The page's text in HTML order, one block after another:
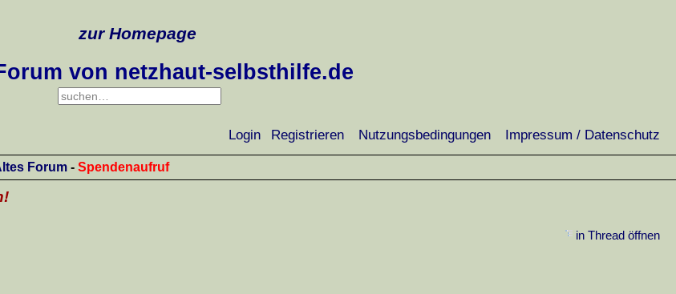
zur Homepage
von netzhaut-selbsthilfe.de
Login Registrieren Nutzungsbedingungen Impressum / Datenschutz
Forum - Spendenaufruf
in Thread öffnen